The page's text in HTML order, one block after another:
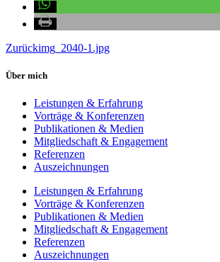
Zurückimg_2040-1.jpg
Über mich
Leistungen & Erfahrung
Vorträge & Konferenzen
Publikationen & Medien
Mitgliedschaft & Engagement
Referenzen
Auszeichnungen
Leistungen & Erfahrung
Vorträge & Konferenzen
Publikationen & Medien
Mitgliedschaft & Engagement
Referenzen
Auszeichnungen